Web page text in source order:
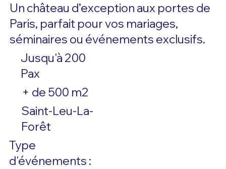
Un château d’exception aux portes de
Paris, parfait pour vos mariages,
séminaires ou événements exclusifs.
Jusqu'à 200
Pax
+ de 500 m2
Saint-Leu-La-
Forêt
Type
d'événements :